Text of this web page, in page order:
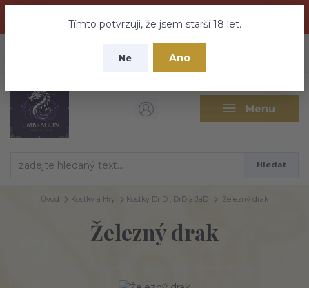
nebuďte vyděšeni zde najdete vše a ještě mnohem víc
Tímto potvrzuji, že jsem starší 18 let.
Ne Ano
Menu
CZK
Hledat
Úvod Kostky a Hry Kostky DnD , DrD a JaD Železný drak
Železný drak